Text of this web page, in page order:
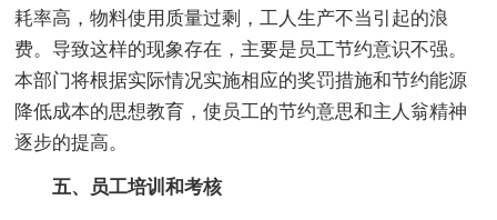
耗率高，物料使用质量过剩，工人生产不当引起的浪
费。导致这样的现象存在，主要是员工节约意识不强。
本部门将根据实际情况实施相应的奖罚措施和节约能源
降低成本的思想教育，使员工的节约意思和主人翁精神
逐步的提高。
五、员工培训和考核